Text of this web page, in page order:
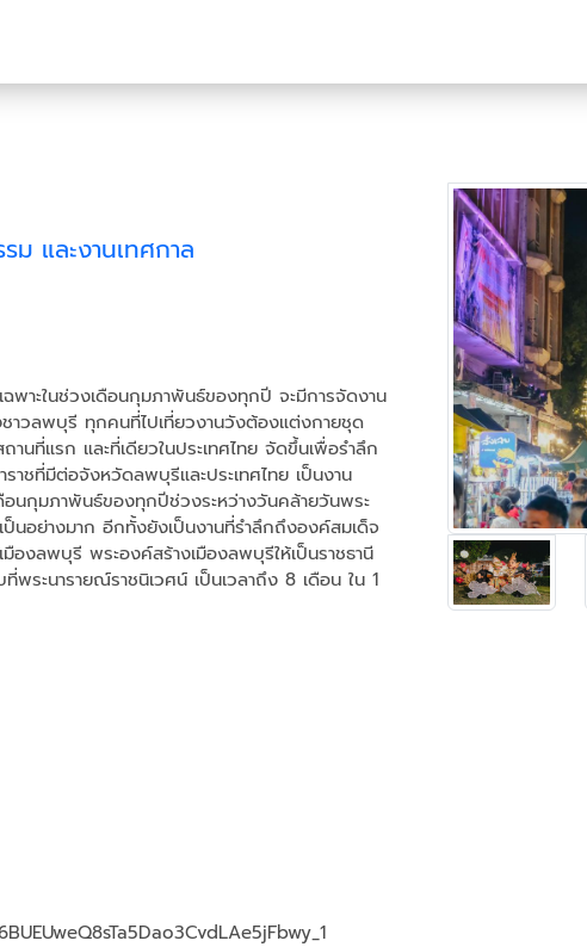
และงานเทศกาล
พาะในช่วงเดือนกุมภาพันธ์ของทุกปี จะมีการจัดงาน
ชาวลพบุรี ทุกคนที่ไปเที่ยวงานวังต้องแต่งกายชุด
านที่แรก และที่เดียวในประเทศไทย จัดขึ้นเพื่อรำลึก
ชที่มีต่อจังหวัดลพบุรีและประเทศไทย เป็นงาน
นกุมภาพันธ์ของทุกปีช่วงระหว่างวันคล้ายวันพระ
นอย่างมาก อีกทั้งยังเป็นงานที่รำลึกถึงองค์สมเด็จ
องลพบุรี พระองค์สร้างเมืองลพบุรีให้เป็นราชธานี
ระนารายณ์ราชนิเวศน์ เป็นเวลาถึง 8 เดือน ใน 1